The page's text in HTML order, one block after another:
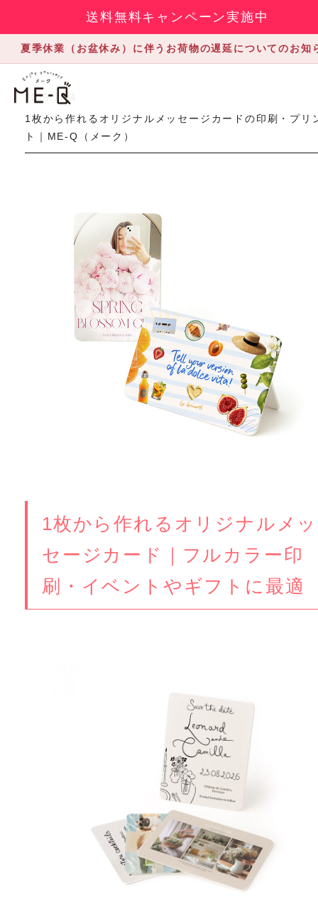
送料無料キャンペーン実施中
夏季休業（お盆休み）に伴うお荷物の遅延についてのお知
2025.7.24
1枚から作れるオリジナルメッセージカードの印刷・プリ
ト｜ME-Q（メーク）
1枚から作れるオリジナルメッ
セージカード｜フルカラー印
刷・イベントやギフトに最適